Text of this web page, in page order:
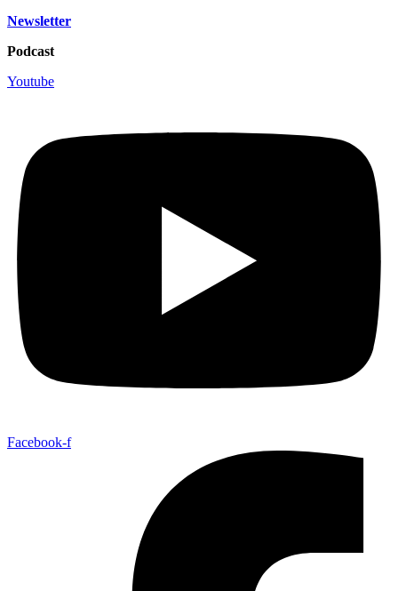
Newsletter
Podcast
Youtube
Facebook-f